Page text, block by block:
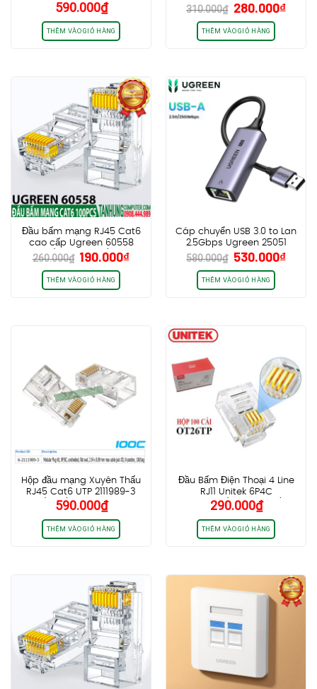
Cat5e UTP (100c) – HÀNG
CHÍNH HÃNG
590.000₫
THÊM VÀO GIỎ HÀNG
Ugreen 20798 (Hộp 50 Cái)
310.000₫ Giá
gốc
là:
310.000₫.
280.000₫Giá
THÊM VÀO GIỎ HÀNG
Đầu bấm mạng RJ45 Cat6
cao cấp Ugreen 60558
(Hộp 100 cái)
260.000₫ Giá
gốc
là:
260.000₫.
190.000₫Giá
THÊM VÀO GIỎ HÀNG
Cáp chuyển USB 3.0 to Lan
2.5Gbps Ugreen 25051
CM648
580.000₫ Giá
gốc
là:
580.000₫.
530.000₫Giá
THÊM VÀO GIỎ HÀNG
Hộp đầu mạng Xuyên Thấu
RJ45 Cat6 UTP 2111989-3
(100c) chân đồng
590.000₫
THÊM VÀO GIỎ HÀNG
Đầu Bấm Điện Thoại 4 Line
RJ11 Unitek 6P4C
OT26TP (hộp 100 cái)
290.000₫
THÊM VÀO GIỎ HÀNG